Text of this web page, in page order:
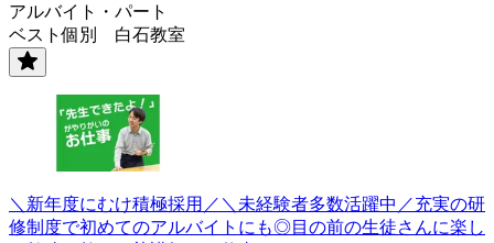
アルバイト・パート
ベスト個別 白石教室
＼新年度にむけ積極採用／＼未経験者多数活躍中／充実の研
修制度で初めてのアルバイトにも◎目の前の生徒さんに楽し